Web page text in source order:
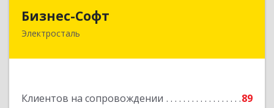
Бизнес-Софт
Электросталь
Клиентов на сопровождении
89
144000, Московская обл, Электросталь г, Карла